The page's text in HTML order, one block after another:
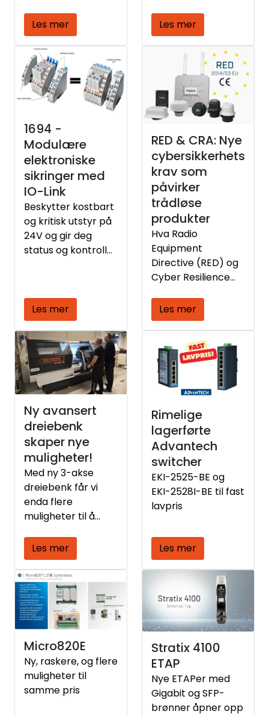
Automation
PointMax™ I/O med
avansert PWM- og
PTO-styring direkte
i I/O-nivået.
Modulene 5034-
PWM-AM og 5034-
PTO-AM gir presis
kontroll av
proporsjonale
ventiler, motorer
og
bevegelsesapplikas
joner – fullt
integrert i Studio
5000 og Logix-
plattformen, uten
behov for separat
Les mer
farger og med
lydvarsel!
Les mer
1694 -
Modulære
elektroniske
sikringer med
IO-Link
Beskytter kostbart
og kritisk utstyr på
24V og gir deg
status og kontroll
Les mer
RED & CRA: Nye
cybersikkerhets
krav som
påvirker
trådløse
produkter
Hva Radio
Equipment
Directive (RED) og
Cyber Resilience
praksis – og hva du
risikerer med ikke-
kompatible
produkter.
Les mer
Ny avansert
dreiebenk
skaper nye
muligheter!
Med ny 3-akse
dreiebenk får vi
enda flere
muligheter til å
produsere
kundetilpassede
temperaturløsning
er.
Les mer
Rimelige
lagerførte
Advantech
switcher
EKI-2525-BE og
EKI-2528I-BE til fast
lavpris
Les mer
Micro820E
Ny, raskere, og flere
muligheter til
samme pris
Stratix 4100
ETAP
Nye ETAPer med
Gigabit og SFP-
brønner åpner opp